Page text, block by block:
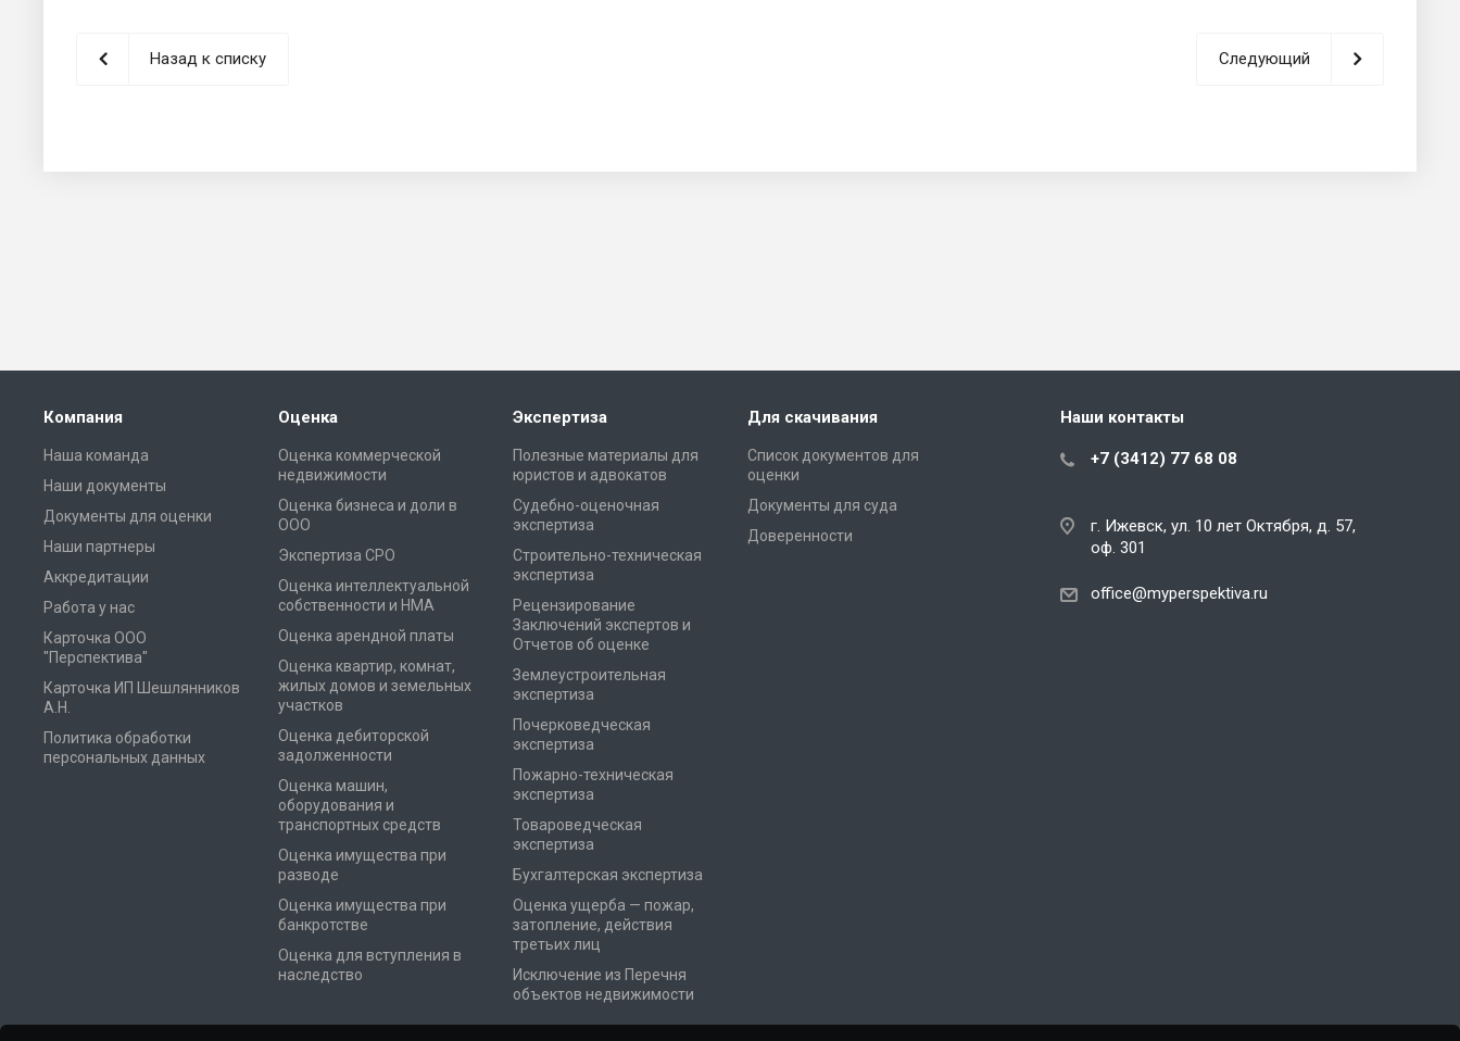
Назад к списку Следующий
Компания
Наша команда
Наши документы
Документы для оценки
Наши партнеры
Аккредитации
Работа у нас
Карточка ООО
"Перспектива"
Карточка ИП Шешлянников
А.Н.
Политика обработки
персональных данных
Оценка
Оценка коммерческой
недвижимости
Оценка бизнеса и доли в
ООО
Экспертиза СРО
Оценка интеллектуальной
собственности и НМА
Оценка арендной платы
Оценка квартир, комнат,
жилых домов и земельных
участков
Оценка дебиторской
задолженности
Оценка машин,
оборудования и
транспортных средств
Оценка имущества при
разводе
Оценка имущества при
банкротстве
Оценка для вступления в
наследство
Экспертиза
Полезные материалы для
юристов и адвокатов
Cудебно-оценочная
экспертиза
Cтроительно-техническая
экспертиза
Рецензирование
Заключений экспертов и
Отчетов об оценке
Землеустроительная
экспертиза
Почерковедческая
экспертиза
Пожарно-техническая
экспертиза
Товароведческая
экспертиза
Бухгалтерская экспертиза
Оценка ущерба — пожар,
затопление, действия
третьих лиц
Исключение из Перечня
объектов недвижимости
Для скачивания
Список документов для
оценки
Документы для суда
Доверенности
Наши контакты
+7 (3412) 77 68 08
г. Ижевск, ул. 10 лет Октября, д. 57,
оф. 301
office@myperspektiva.ru